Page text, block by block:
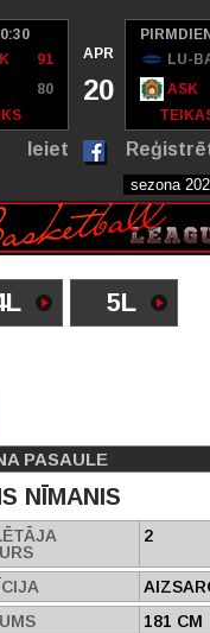
91
80
APR
20
LU-
ASK
Ieiet
5L
PASAULE
NĪMANIS
2
181 CM